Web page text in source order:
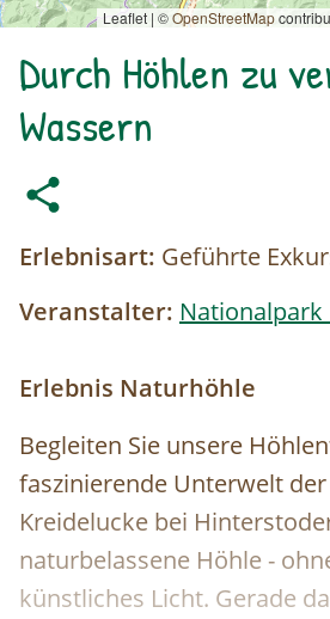
Leaflet | ©OpenStreetMap
Durch Höhlen zu
Wassern
Erlebnisart: Geführte
Veranstalter: Nationalpark
Erlebnis Naturhöhle
Begleiten Sie unsere
faszinierende Unterwelt
Kreidelucke bei
naturbelassene Höhle -
künstliches Licht. Gerade